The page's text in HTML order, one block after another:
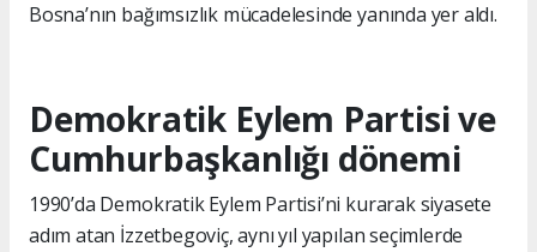
Bosna’nın bağımsızlık mücadelesinde yanında yer aldı.
Demokratik Eylem Partisi ve
Cumhurbaşkanlığı dönemi
1990’da Demokratik Eylem Partisi’ni kurarak siyasete
adım atan İzzetbegoviç, aynı yıl yapılan seçimlerde